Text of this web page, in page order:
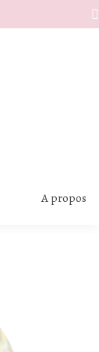
A propos